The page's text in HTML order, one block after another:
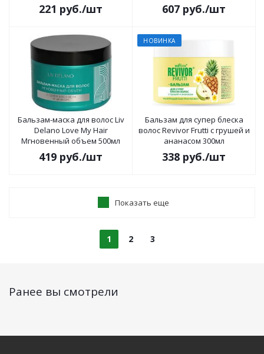
221 руб./шт 607 руб./шт
Бальзам-маска для волос Liv
Delano Love My Hair
Мгновенный объем 500мл
419 руб./шт
НОВИНКА
Бальзам для супер блеска
волос Revivor Frutti с грушей и
ананасом 300мл
338 руб./шт
Показать еще
1 2 3
Ранее вы смотрели